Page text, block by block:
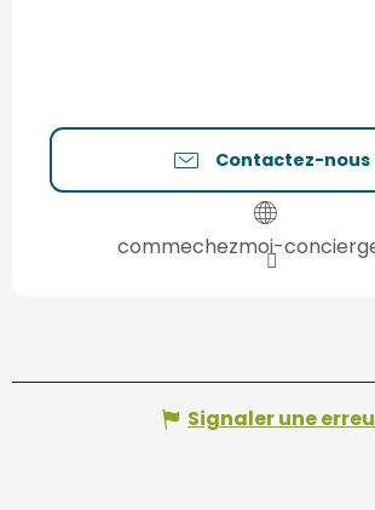
Contactez-nous
commechezmoi-
Signaler une